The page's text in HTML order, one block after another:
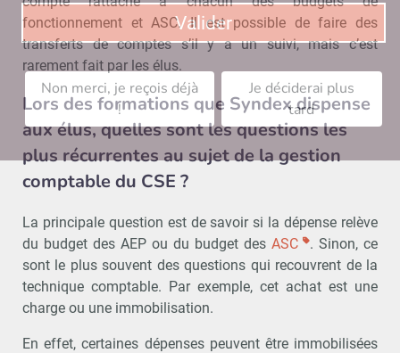
fonctionnement et ASC. Il est possible de faire des
transferts de comptes s’il y a un suivi, mais c’est
rarement fait par les élus.
Lors des formations que Syndex dispense
aux élus, quelles sont les questions les
plus récurrentes au sujet de la gestion
comptable du CSE ?
La principale question est de savoir si la dépense relève
du budget des AEP ou du budget des ASC
. Sinon, ce
sont le plus souvent des questions qui recouvrent de la
technique comptable. Par exemple, cet achat est une
charge ou une immobilisation.
En effet, certaines dépenses peuvent être immobilisées
Valider
Non merci, je reçois déjà
!
Je déciderai plus
tard